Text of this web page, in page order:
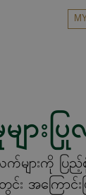
ျားပ
ျားကို ပြည့်စုံ
း အကြောင်း